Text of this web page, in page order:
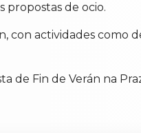
propostas de ocio.
con actividades como
de Fin de Verán na